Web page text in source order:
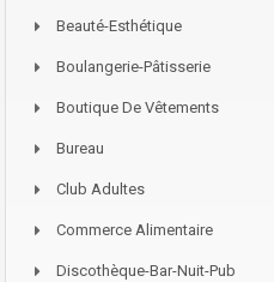
Beauté-Esthétique
Boulangerie-Pâtisserie
Boutique De Vêtements
Bureau
Club Adultes
Commerce Alimentaire
Discothèque-Bar-Nuit-Pub